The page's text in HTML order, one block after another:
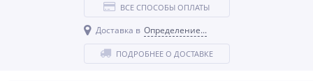
ВСЕ СПОСОБЫ ОПЛАТЫ
Доставка в Определение...
ПОДРОБНЕЕ О ДОСТАВКЕ